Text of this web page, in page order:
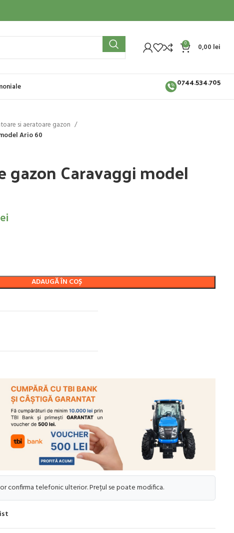
0 0,00 lei
0744.534.705
si aeratoare gazon
Ario 60
gazon Caravaggi model
ADAUGĂ ÎN COȘ
confirma telefonic ulterior. Prețul se poate modifica.